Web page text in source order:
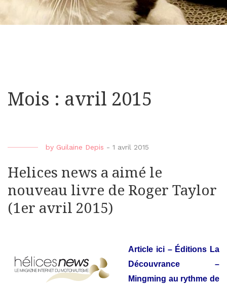
Mois : avril 2015
by Guilaine Depis - 1 avril 2015
Helices news a aimé le
nouveau livre de Roger Taylor
(1er avril 2015)
Article ici – Éditions La
Découvrance –
Mingming au rythme de